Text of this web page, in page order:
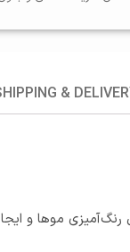
&
عالی برای افرادی است